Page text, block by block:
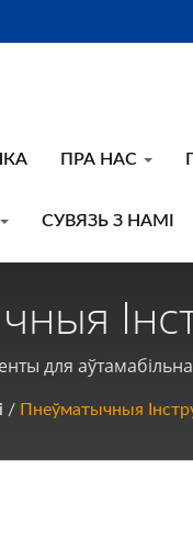
ПРА НАС
СУВЯЗЬ З НАМІ
|
для
/ Пнеўматычныя